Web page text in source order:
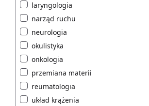
laryngologia
narząd ruchu
neurologia
okulistyka
onkologia
przemiana materii
reumatologia
układ krążenia